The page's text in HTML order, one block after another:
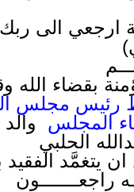
ارجعي الى
بقضاء الله
رئيس مجلس
المجلس
الحلبي
يتغمَّد
راجعـــــــون